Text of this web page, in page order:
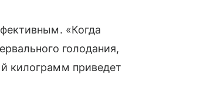
«Когда
голодания,
килограмм приведет